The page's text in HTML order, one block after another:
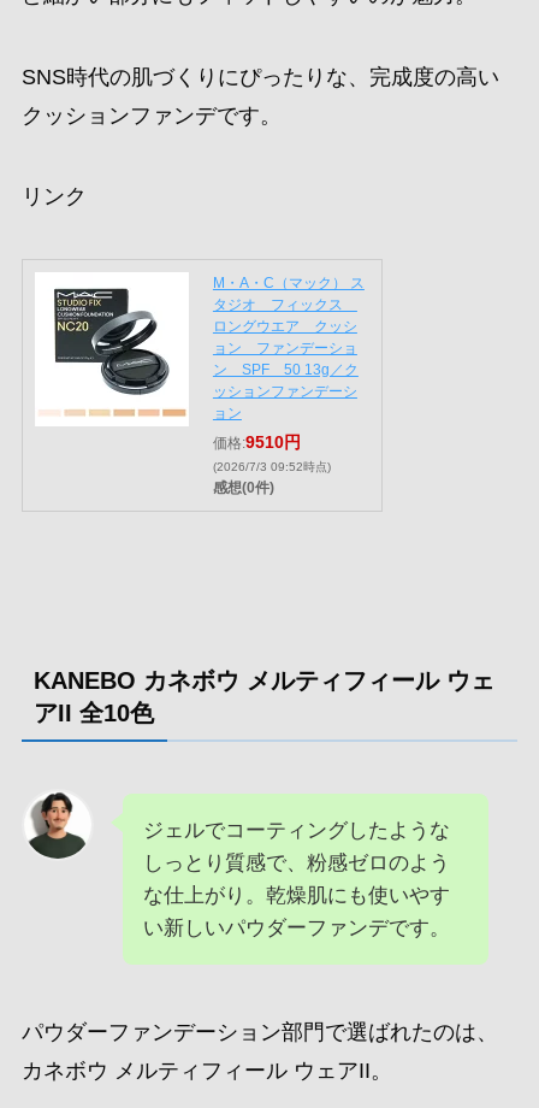
SNS時代の肌づくりにぴったりな、完成度の高い
クッションファンデです。
リンク
M・A・C（マック） ス
タジオ フィックス
ロングウエア クッシ
ョン ファンデーショ
ン SPF 50 13g／ク
ッションファンデーシ
ョン
価格:9510円
(2026/7/3 09:52時点)
感想(0件)
KANEBO カネボウ メルティフィール ウェ
アII 全10色
ジェルでコーティングしたような
しっとり質感で、粉感ゼロのよう
な仕上がり。乾燥肌にも使いやす
い新しいパウダーファンデです。
パウダーファンデーション部門で選ばれたのは、
カネボウ メルティフィール ウェアII。